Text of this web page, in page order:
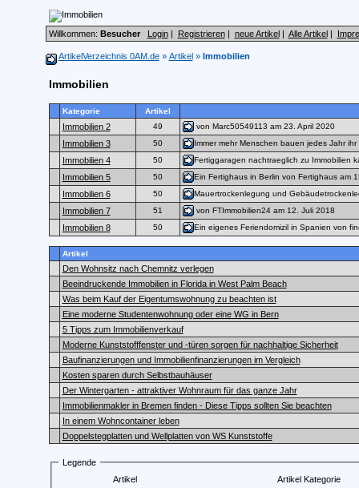
Willkommen: Besucher Login| Registrieren| neue Artikel| Alle Artikel|
ArtikelVerzeichnis 0AM.de» Artikel» Immobilien
Immobilien
Kategorie Artikel
Immobilien 2 49 von Marc50549113 am 23. April 2020
Immobilien 3 50 Immer mehr Menschen bauen jedes Jahr
Immobilien 4 50 Fertiggaragen nachtraeglich zu Immobilien
Immobilien 5 50 Ein Fertighaus in Berlin von Fertighaus am
Immobilien 6 50 Mauertrockenlegung und
Immobilien 7 51 von FTImmobilien24 am 12. Juli 2018
Immobilien 8 50 Ein eigenes Feriendomizil in Spanien von
Artikel
Den Wohnsitz nach Chemnitz verlegen
Beeindruckende Immobilien in Florida in West Palm Beach
Was beim Kauf der Eigentumswohnung zu beachten ist
Eine moderne Studentenwohnung oder eine WG in Bern
5 Tipps zum Immobilienverkauf
Moderne Kunststofffenster und -türen sorgen für nachhaltige Sicherheit
Baufinanzierungen und Immobilienfinanzierungen im Vergleich
Kosten sparen durch Selbstbauhäuser
Der Wintergarten - attraktiver Wohnraum für das ganze Jahr
Immobilienmakler in Bremen finden - Diese Tipps sollten Sie beachten
In einem Wohncontainer leben
Doppelstegplatten und Wellplatten von WS Kunststoffe
Legende
Artikel
Artikel Kategorie